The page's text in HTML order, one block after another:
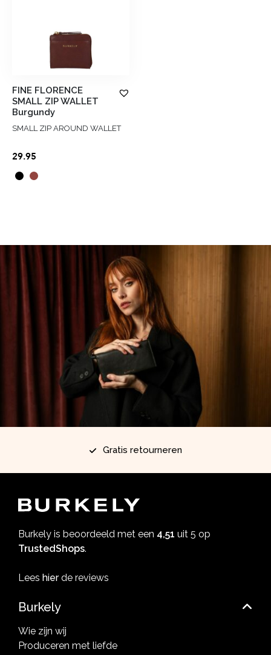
FINE FLORENCE
SMALL ZIP WALLET
Burgundy
SMALL ZIP AROUND WALLET
29.95
Gratis retourneren
Burkely is beoordeeld met een 4,51 uit 5 op
TrustedShops.
Lees hierde reviews
Burkely
Wie zijn wij
Produceren met liefde